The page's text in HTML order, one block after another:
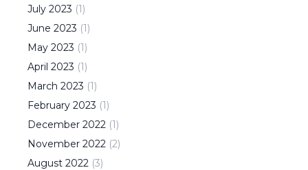
July 2023 (1)
June 2023 (1)
May 2023 (1)
April 2023 (1)
March 2023 (1)
February 2023 (1)
December 2022 (1)
November 2022 (2)
August 2022 (3)